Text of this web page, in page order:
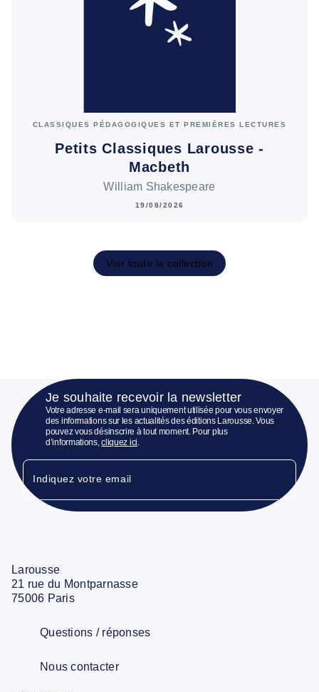
CLASSIQUES PÉDAGOGIQUES ET PREMIÈRES LECTURES
Petits Classiques Larousse -
Macbeth
William Shakespeare
19/08/2026
Voir toute la collection
Je souhaite recevoir la newsletter
Votre adresse e-mail sera uniquement utilisée pour vous envoyer
des informations sur les actualités des éditions Larousse. Vous
pouvez vous désinscrire à tout moment. Pour plus
d’informations,cliquez ici.
Indiquez votre email
Larousse
21 rue du Montparnasse
75006 Paris
Questions / réponses
Nous contacter